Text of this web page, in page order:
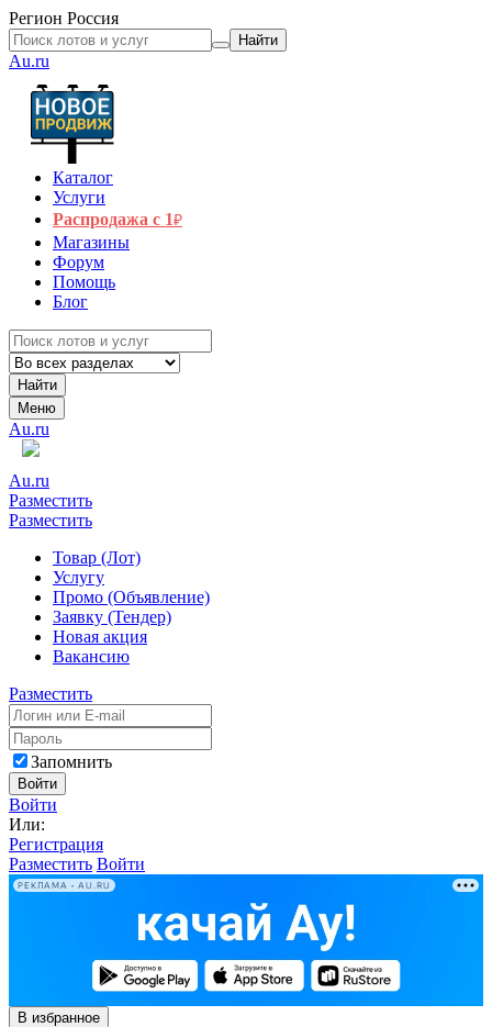
Регион Россия
Найти
Au.ru
Каталог
Услуги
Распродажа с 1₽
Магазины
Форум
Помощь
Блог
Найти
Меню
Au.ru
Au.ru
Разместить
Разместить
Товар (Лот)
Услугу
Промо (Объявление)
Заявку (Тендер)
Новая акция
Вакансию
Разместить
Запомнить
Войти
Войти
Или:
Регистрация
Разместить Войти
РЕКЛАМА • AU.RU
В избранное